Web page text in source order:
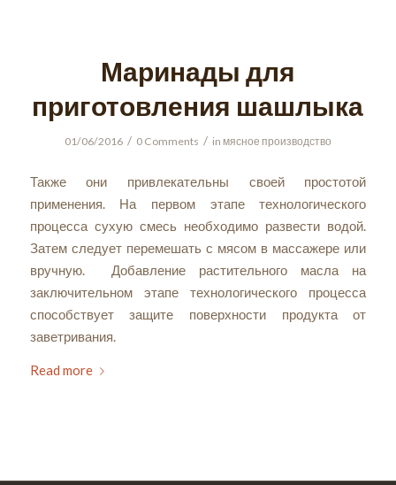
Маринады для
приготовления шашлыка
01/06/2016 / 0 Comments / in мясное производство
Также они привлекательны своей простотой
применения. На первом этапе технологического
процесса сухую смесь необходимо развести водой.
Затем следует перемешать с мясом в массажере или
вручную. Добавление растительного масла на
заключительном этапе технологического процесса
способствует защите поверхности продукта от
заветривания.
Read more